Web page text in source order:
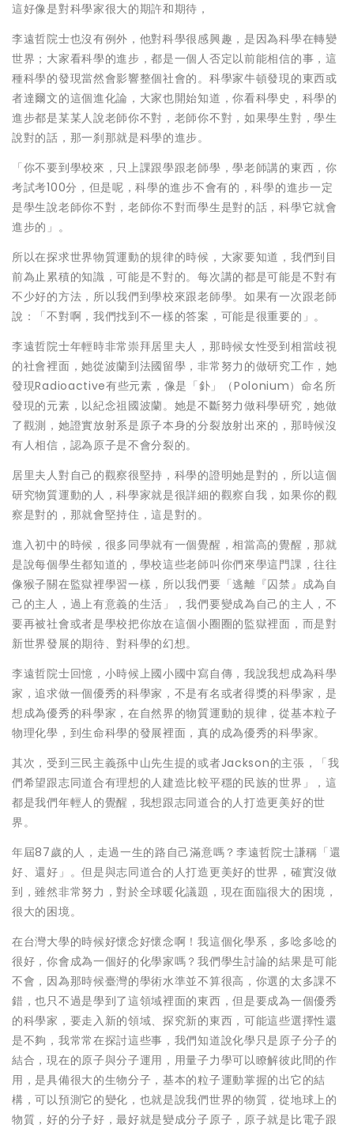
這好像是對科學家很大的期許和期待，
李遠哲院士也沒有例外，他對科學很感興趣，是因為科學在轉變
世界；大家看科學的進步，都是一個人否定以前能相信的事，這
種科學的發現當然會影響整個社會的。科學家牛頓發現的東西或
者達爾文的這個進化論，大家也開始知道，你看科學史，科學的
進步都是某某人說老師你不對，老師你不對，如果學生對，學生
說對的話，那一刹那就是科學的進步。
「你不要到學校來，只上課跟學跟老師學，學老師講的東西，你
考試考100分，但是呢，科學的進步不會有的，科學的進步一定
是學生說老師你不對，老師你不對而學生是對的話，科學它就會
進步的」。
所以在探求世界物質運動的規律的時候，大家要知道，我們到目
前為止累積的知識，可能是不對的。每次講的都是可能是不對有
不少好的方法，所以我們到學校來跟老師學。如果有一次跟老師
說：「不對啊，我們找到不一樣的答案，可能是很重要的」。
李遠哲院士年輕時非常崇拜居里夫人，那時候女性受到相當歧視
的社會裡面，她從波蘭到法國留學，非常努力的做研究工作，她
發現Radioactive有些元素，像是「釙」（Polonium）命名所
發現的元素，以紀念祖國波蘭。她是不斷努力做科學研究，她做
了觀測，她證實放射系是原子本身的分裂放射出來的，那時候沒
有人相信，認為原子是不會分裂的。
居里夫人對自己的觀察很堅持，科學的證明她是對的，所以這個
研究物質運動的人，科學家就是很詳細的觀察自我，如果你的觀
察是對的，那就會堅持住，這是對的。
進入初中的時候，很多同學就有一個覺醒，相當高的覺醒，那就
是說每個學生都知道的，學校這些老師叫你們來學這門課，往往
像猴子關在監獄裡學習一樣，所以我們要「逃離『囚禁』成為自
己的主人，過上有意義的生活」，我們要變成為自己的主人，不
要再被社會或者是學校把你放在這個小圈圈的監獄裡面，而是對
新世界發展的期待、對科學的幻想。
李遠哲院士回憶，小時候上國小國中寫自傳，我說我想成為科學
家，追求做一個優秀的科學家，不是有名或者得獎的科學家，是
想成為優秀的科學家，在自然界的物質運動的規律，從基本粒子
物理化學，到生命科學的發展裡面，真的成為優秀的科學家。
其次，受到三民主義孫中山先生提的或者Jackson的主張，「我
們希望跟志同道合有理想的人建造比較平穩的民族的世界」，這
都是我們年輕人的覺醒，我想跟志同道合的人打造更美好的世
界。
年屆87歲的人，走過一生的路自己滿意嗎？李遠哲院士謙稱「還
好、還好」。但是與志同道合的人打造更美好的世界，確實沒做
到，雖然非常努力，對於全球暖化議題，現在面臨很大的困境，
很大的困境。
在台灣大學的時候好懷念好懷念啊！我這個化學系，多唸多唸的
很好，你會成為一個好的化學家嗎？我們學生討論的結果是可能
不會，因為那時候臺灣的學術水準並不算很高，你選的太多課不
錯，也只不過是學到了這領域裡面的東西，但是要成為一個優秀
的科學家，要走入新的領域、探究新的東西，可能這些選擇性還
是不夠，我常常在探討這些事，我們知道說化學只是原子分子的
結合，現在的原子與分子運用，用量子力學可以瞭解彼此間的作
用，是具備很大的生物分子，基本的粒子運動掌握的出它的結
構，可以預測它的變化，也就是說我們世界的物質，從地球上的
物質，好的分子好，最好就是變成分子原子，原子就是比電子跟